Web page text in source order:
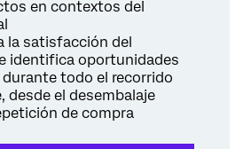
en contextos del
la satisfacción del
identifica oportunidades
durante todo el recorrido
desde el desembalaje
de compra